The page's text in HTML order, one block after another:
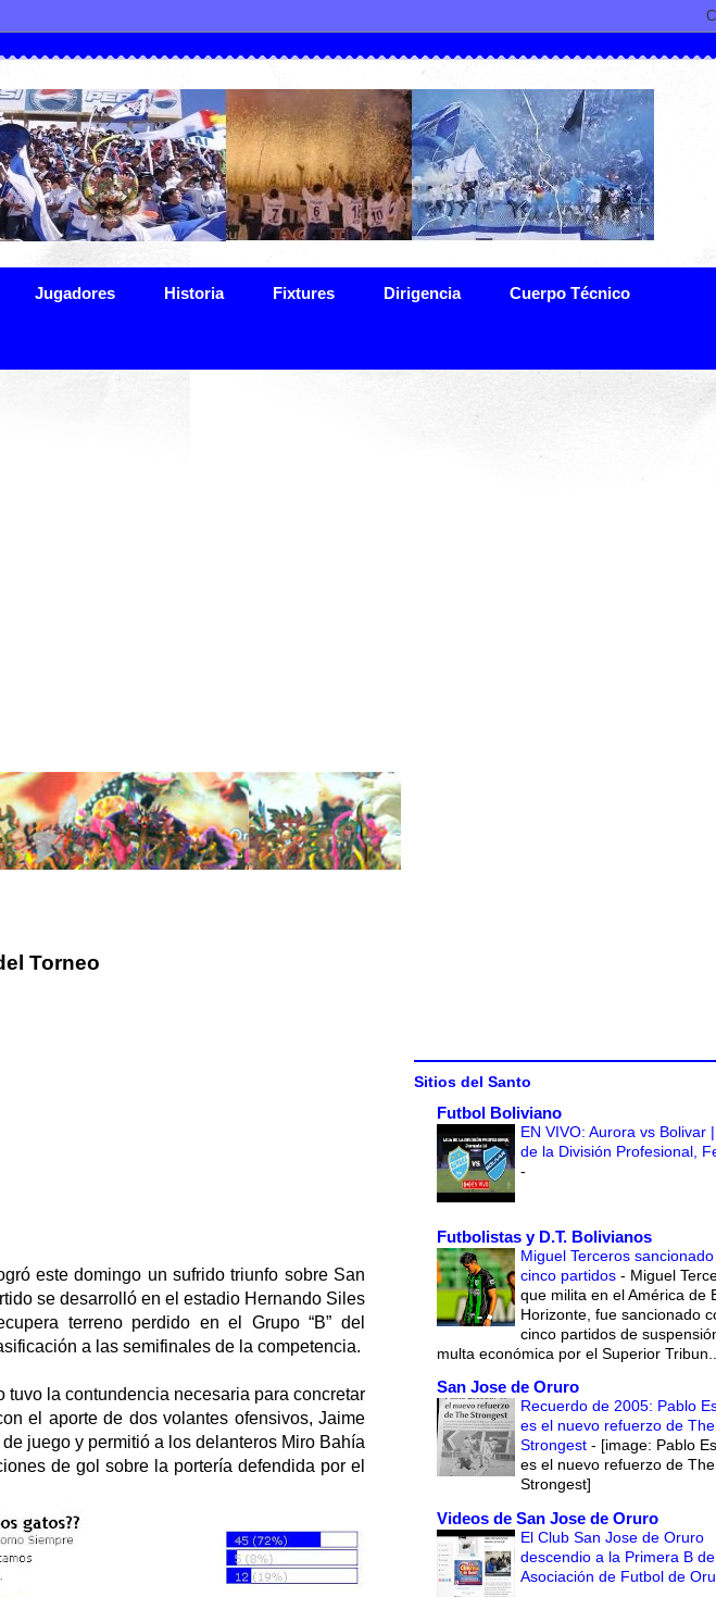
Jugadores Historia Fixtures Dirigencia Cuerpo Técnico
Torneo
este domingo un sufrido triunfo sobre San
se desarrolló en el estadio Hernando Siles
terreno perdido en el Grupo “B” del
a las semifinales de la competencia.
la contundencia necesaria para concretar
el aporte de dos volantes ofensivos, Jaime
juego y permitió a los delanteros Miro Bahía
de gol sobre la portería defendida por el
Sitios del Santo
Futbol Boliviano
EN VIVO: Aurora vs Bolivar
de la División Profesional,
-
Futbolistas y D.T. Bolivianos
Miguel Terceros
cinco partidos - Miguel
que milita en el América de
Horizonte, fue sancionado
cinco partidos de
multa económica por el Superior
San Jose de Oruro
Recuerdo de 2005: Pablo
es el nuevo refuerzo de The
Strongest - [image: Pablo
es el nuevo refuerzo de The
Strongest]
Videos de San Jose de Oruro
El Club San Jose de Oruro
descendio a la Primera B
Asociación de Futbol de